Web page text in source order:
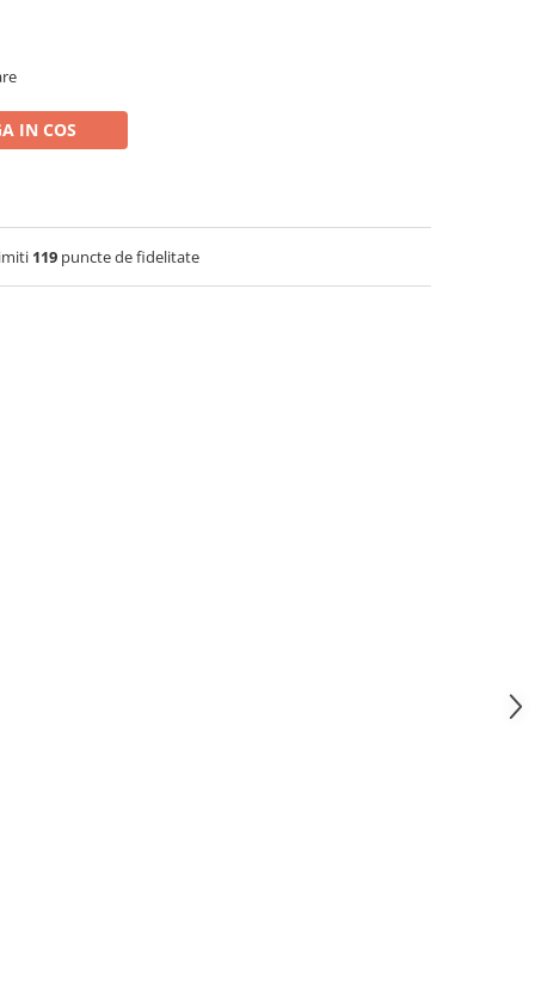
IN COS
119 puncte de fidelitate